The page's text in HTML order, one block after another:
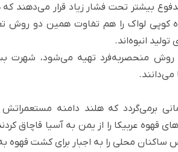
بیشتر تحت فشار زیاد قرار می‌دهند
لواک را هم تفاوت همین دو روش
انبوه‌اند.
روش منحصربه‌فرد تهیه می‌شود، شهرت
می‌دانند.
برمی‌گردد که هلند دامنه
قهوه عربیکا را از یمن به آسیا قاچاق
محلی را به اجبار برای کشت قهوه به